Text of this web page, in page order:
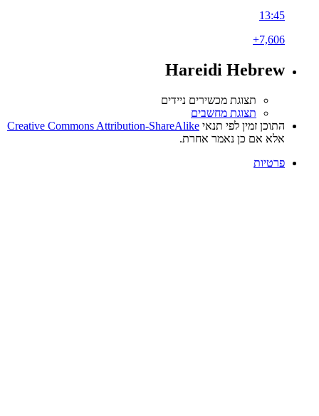
13:45
+7,606
Hareidi Hebrew
תצוגת מכשירים ניידים
תצוגת מחשבים
התוכן זמין לפי תנאי Creative Commons Attribution-ShareAlike
אלא אם כן נאמר אחרת.
פרטיות